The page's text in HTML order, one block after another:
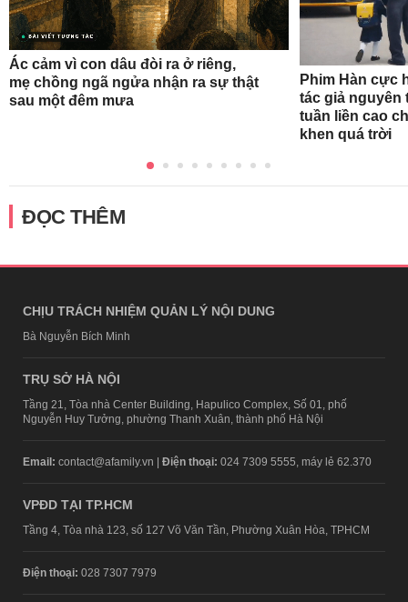
Ác cảm vì con dâu đòi ra ở riêng,
mẹ chồng ngã ngửa nhận ra sự thật
sau một đêm mưa
Phim Hàn cực
tác giả nguyên
tuần liền cao
khen quá trời
ĐỌC THÊM
CHỊU TRÁCH NHIỆM QUẢN LÝ NỘI DUNG
Bà Nguyễn Bích Minh
TRỤ SỞ HÀ NỘI
Tầng 21, Tòa nhà Center Building, Hapulico Complex, Số 01, phố
Nguyễn Huy Tưởng, phường Thanh Xuân, thành phố Hà Nội
Email: contact@afamily.vn | Điện thoại: 024 7309 5555, máy lẻ 62.370
VPĐD TẠI TP.HCM
Tầng 4, Tòa nhà 123, số 127 Võ Văn Tần, Phường Xuân Hòa, TPHCM
Điện thoại: 028 7307 7979